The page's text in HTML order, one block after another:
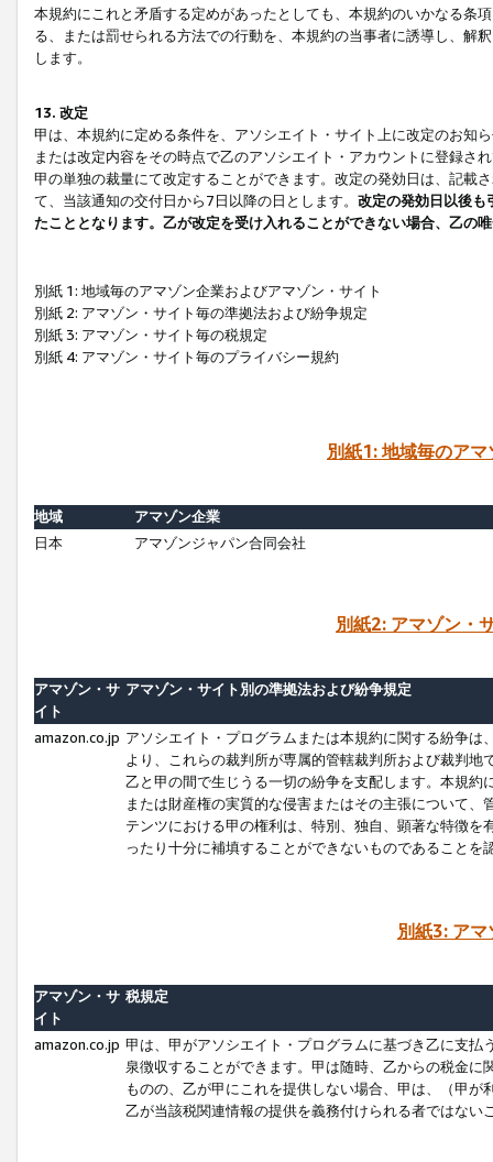
本規約にこれと矛盾する定めがあったとしても、本規約のいかなる条
る、または罰せられる方法での行動を、本規約の当事者に誘導し、解
します。
13. 改定
甲は、本規約に定める条件を、アソシエイト・サイト上に改定のお知
または改定内容をその時点で乙のアソシエイト・アカウントに登録さ
甲の単独の裁量にて改定することができます。改定の発効日は、記載
て、当該通知の交付日から7日以降の日とします。 改定の発効日以後も
たこととなります。乙が改定を受け入れることができない場合、乙の
別紙 1: 地域毎のアマゾン企業およびアマゾン・サイト
別紙 2: アマゾン・サイト毎の準拠法および紛争規定
別紙 3: アマゾン・サイト毎の税規定
別紙 4: アマゾン・サイト毎のプライバシー規約
別紙1: 地域毎のア
地域
アマゾン企業
日本
アマゾンジャパン合同会社
別紙2: アマゾン・
アマゾン・サ
イト
アマゾン・サイト別の準拠法および紛争規定
amazon.co.jp アソシエイト・プログラムまたは本規約に関する紛争
より、これらの裁判所が専属的管轄裁判所および裁判
乙と甲の間で生じうる一切の紛争を支配します。本規
または財産権の実質的な侵害またはその主張について
テンツにおける甲の権利は、特別、独自、顕著な特徴
ったり十分に補填することができないものであることを
別紙3: ア
アマゾン・サ
イト
税規定
amazon.co.jp 甲は、甲がアソシエイト・プログラムに基づき乙に支
泉徴収することができます。甲は随時、乙からの税金
ものの、乙が甲にこれを提供しない場合、甲は、（甲
乙が当該税関連情報の提供を義務付けられる者ではな